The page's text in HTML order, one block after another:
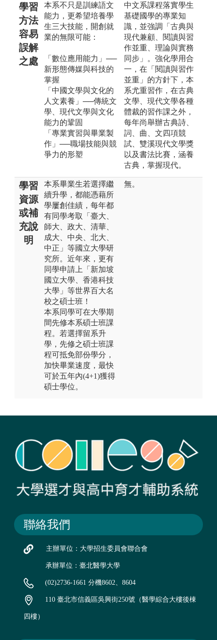
學習
方法
容易
誤解
之處
本系不只是訓練語文
能力，更希望培養學
生三大技能，開創就
業的無限可能：
「數位應用能力」──
新形態傳媒與科技的
掌握
「中國文學與文化的
人文素養」──傳統文
學、現代文學與文化
能力的鞏固
「專業實習與畢業製
作」──職場技能與競
爭力的形塑
中文系課程落實學生
基礎國學的專業知
識，並強調「古典與
現代兼顧、閱讀與習
作並重、理論與實務
同步」。強化學用合
一，在「閱讀與習作
並重」的方針下，本
系尤重習作，在古典
文學、現代文學各種
體裁的習作課之外，
每年尚舉辦古典詩、
詞、曲、文四項競
試、雙溪現代文學獎
以及書法比賽，涵養
古典，掌握現代。
學習
資源
或補
充說
明
本系畢業生若選擇繼
續升學，都能憑藉所
學屢創佳績，每年都
有同學考取「臺大、
師大、政大、清華、
成大、中央、北大、
中正」等國立大學研
究所。近年來，更有
同學申請上「新加坡
國立大學、香港科技
大學」等世界百大名
校之碩士班！
本系同學可在大學期
間先修本系碩士班課
程。若選擇留系升
學，先修之碩士班課
程可抵免部份學分，
加快畢業速度，最快
可於五年內(4+1)獲得
碩士學位。
無。
聯絡我們
主辦單位：大學招生委員會聯合會
承辦單位：臺北醫學大學
(02)2736-1661 分機8602、8604
110 臺北市信義區吳興街250號（醫學綜合大樓後棟
四樓）